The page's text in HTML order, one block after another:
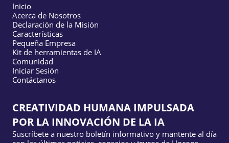
Inicio
Acerca de Nosotros
Declaración de la Misión
Características
Pequeña Empresa
Kit de herramientas de IA
Comunidad
Iniciar Sesión
Contáctanos
CREATIVIDAD HUMANA IMPULSADA
POR LA INNOVACIÓN DE LA IA
Suscríbete a nuestro boletín informativo y mantente al día